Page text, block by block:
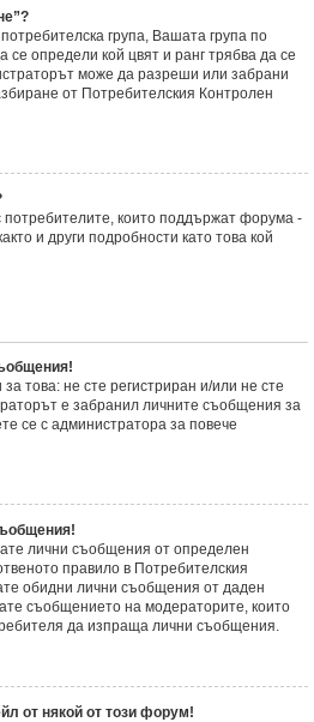
група, Вашата група по
се определи кой цвят и ранг трябва да се
може да разреши или забрани
от Потребителския Контролен
потребителите, които поддържат форума -
и други подробности като това кой
това: не сте регистриран и/или не сте
е забранил личните съобщения за
се с администратора за повече
лични съобщения от определен
правило в Потребителския
обидни лични съобщения от даден
съобщението на модераторите, които
да изпраща лични съобщения.
от някой от този форум!